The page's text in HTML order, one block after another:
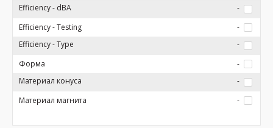
Efficiency - dBA
-
Efficiency - Testing
-
Efficiency - Type
-
Форма
-
Материал конуса
-
Материал магнита
-